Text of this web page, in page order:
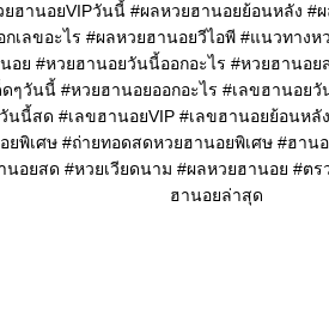
ฮานอยVIPวันนี้ #ผลหวยฮานอยย้อนหลัง #
เลขอะไร #ผลหวยฮานอยวีไอพี #แนวทาง
อย #หวยฮานอยวันนี้ออกอะไร #หวยฮานอ
ๆวันนี้ #หวยฮานอยออกอะไร #เลขฮานอย
นนี้สด #เลขฮานอยVIP #เลขฮานอยย้อนห
ยพิเศษ #ถ่ายทอดสดหวยฮานอยพิเศษ #ฮาน
นอยสด #หวยเวียดนาม #ผลหวยฮานอย #ต
ฮานอยล่าสุด